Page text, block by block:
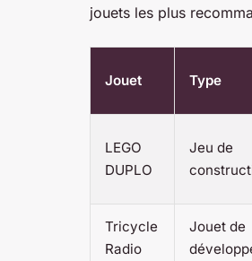
jouets les plus
Jouet Type
LEGO
DUPLO
Jeu de
Tricycle
Radio
Jouet de